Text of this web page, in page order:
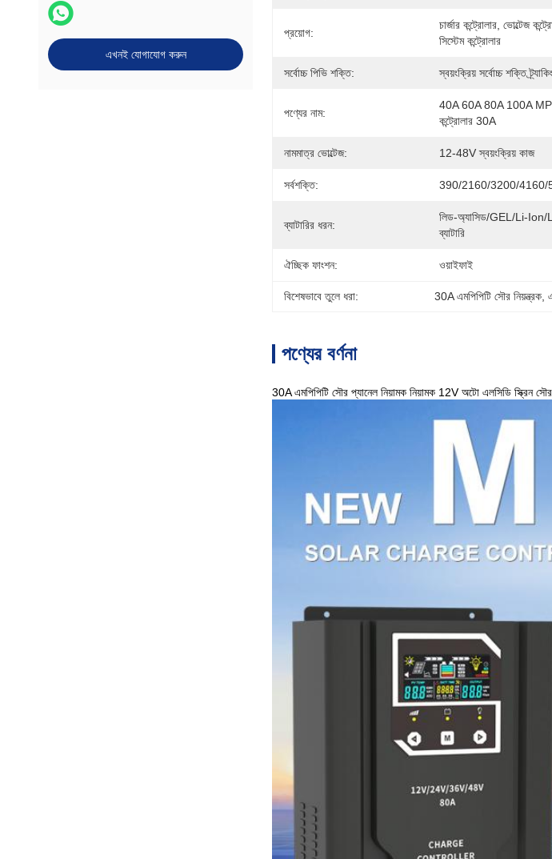
এখনই যোগাযোগ করুন
প্রয়োগ:
চার্জার কন্ট্রোলার, ভোল্টেজ
সিস্টেম কন্ট্রোলার
সর্বোচ্চ পিভি শক্তি: স্বয়ংক্রিয় সর্বোচ্চ শক্তি ট্র্যাকিং
পণ্যের নাম:
40A 60A 80A 100A
কন্ট্রোলার 30A
নামমাত্র ভোল্টেজ: 12-48V স্বয়ংক্রিয় কাজ
সর্বশক্তি: 390/2160/3200/4160/
ব্যাটারির ধরন:
লিড-অ্যাসিড/GEL/Li-
ব্যাটারি
ঐচ্ছিক ফাংশন: ওয়াইফাই
বিশেষভাবে তুলে ধরা: 30A এমপিপিটি সৌর নিয়ন্ত্রক ,
পণ্যের বর্ণনা
30A এমপিপিটি সৌর প্যানেল নিয়ামক নিয়ামক 12V অটো এলসিডি স্ক্রিন সৌর